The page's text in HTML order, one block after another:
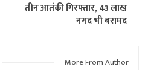
तीन आतंकी गिरफ्तार, 43 लाख
नगद भी बरामद
More From Author